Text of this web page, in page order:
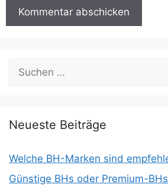
Suchen
nach:
Neueste Beiträge
Welche BH-Marken sind
Günstige BHs oder Premium-